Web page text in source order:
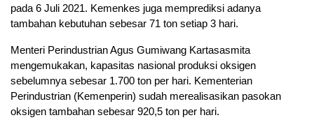
pada 6 Juli 2021. Kemenkes juga memprediksi adanya
tambahan kebutuhan sebesar 71 ton setiap 3 hari.
Menteri Perindustrian Agus Gumiwang Kartasasmita
mengemukakan, kapasitas nasional produksi oksigen
sebelumnya sebesar 1.700 ton per hari. Kementerian
Perindustrian (Kemenperin) sudah merealisasikan pasokan
oksigen tambahan sebesar 920,5 ton per hari.